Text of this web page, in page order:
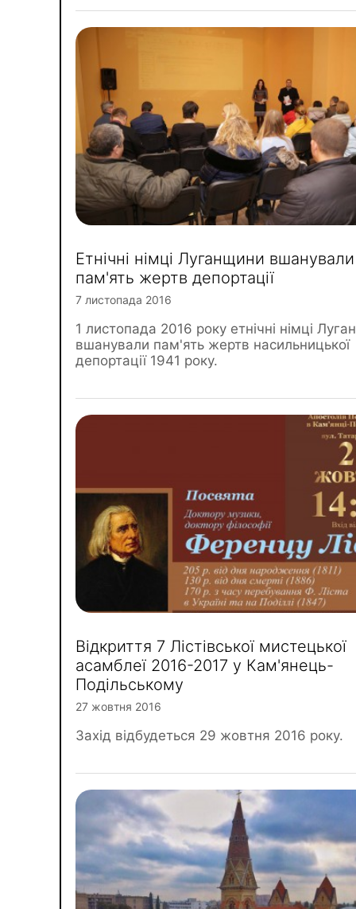
Етнічні німці Луганщини вшанували
пам'ять жертв депортації
7 листопада 2016
1 листопада 2016 року етнічні німці
вшанували пам'ять жертв насильницької
депортації 1941 року.
Відкриття 7 Лістівської мистецької
асамблеї 2016-2017 у Кам'янець-
Подільському
27 жовтня 2016
Захід відбудеться 29 жовтня 2016 року.